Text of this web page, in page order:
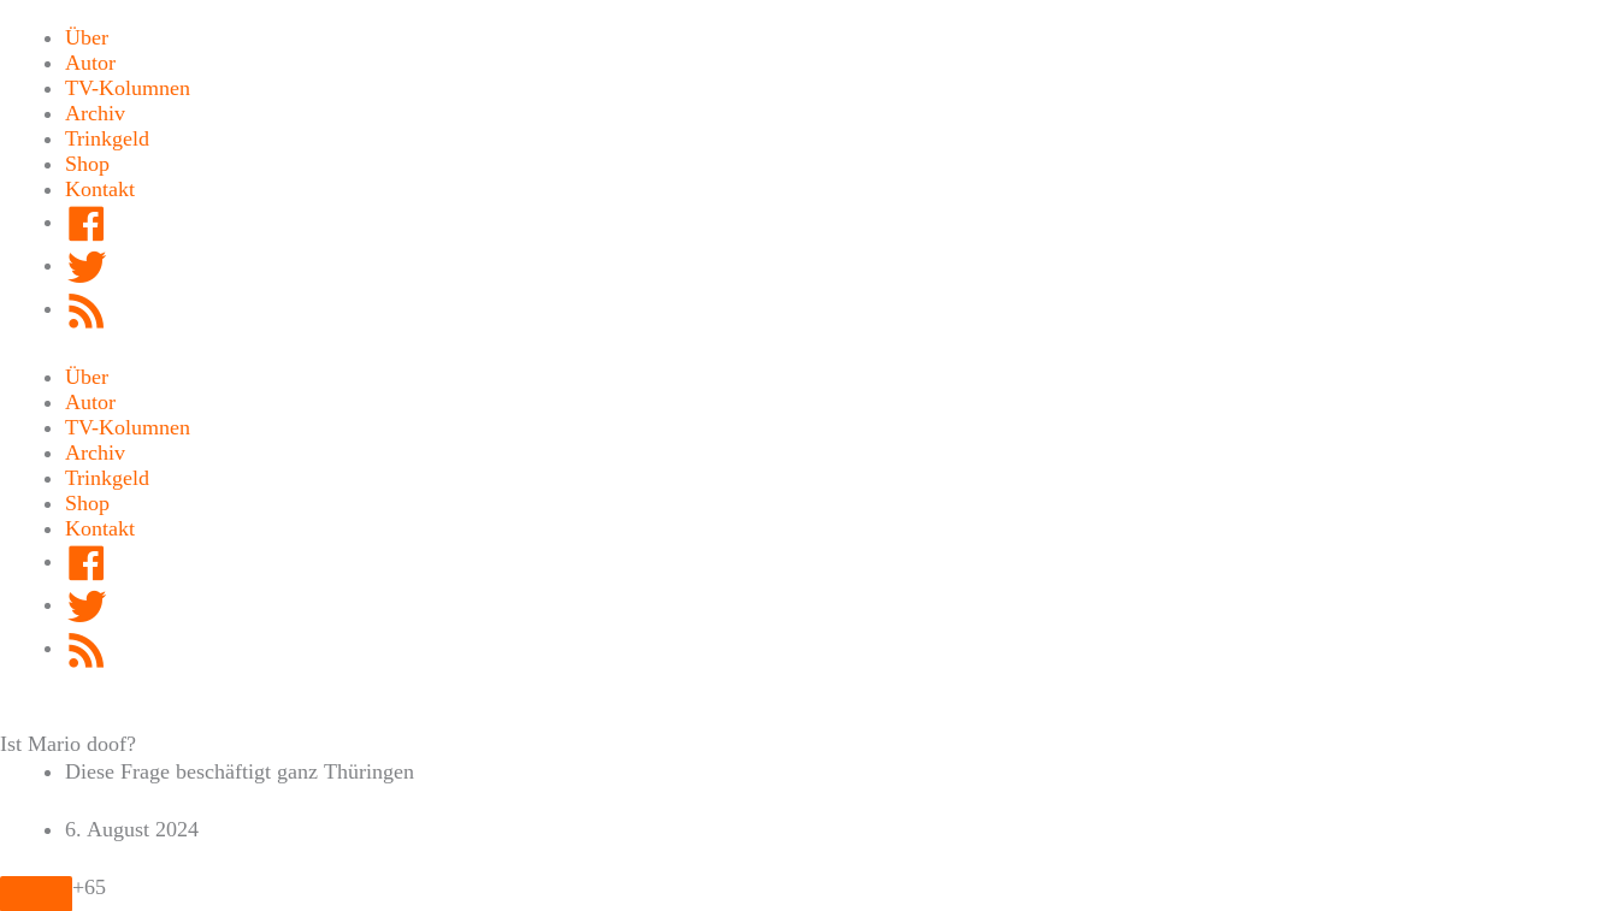
Inhalt
springen
Über
Autor
TV-Kolumnen
Archiv
Trinkgeld
Shop
Kontakt
Über
Autor
TV-Kolumnen
Archiv
Trinkgeld
Shop
Kontakt
Ist Mario doof?
Diese Frage beschäftigt ganz Thüringen
6. August 2024
+65